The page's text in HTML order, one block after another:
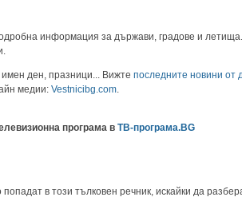
информация за държави, градове и
ден, празници... Вижте последните новини от
медии: Vestnicibg.com
програма в ТВ-програма.BG
в този тълковен речник, искайки да